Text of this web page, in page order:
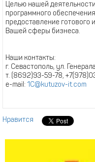
Целью нашей
программного
предоставление готового
Вашей сферы бизнеса.
Наши контакты:
г. Севастополь, ул.
т. (8692)93-59-78,
e-mail: 1C@kutuzov-it.com
Нравится